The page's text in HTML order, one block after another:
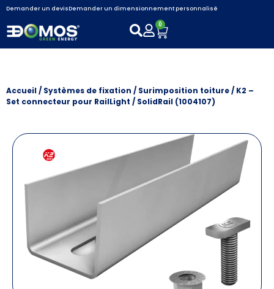
Demander un devisDemander un dimensionnement personnalisé
0
Accueil/ Systèmes de fixation / Surimposition toiture/ K2 –
Set connecteur pour RailLight / SolidRail (1004107)